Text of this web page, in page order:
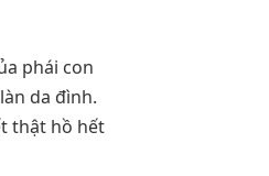
phái con
da đình.
thật hồ hết